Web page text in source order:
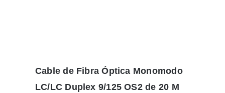
Cable de Fibra Óptica Monomodo
LC/LC Duplex 9/125 OS2 de 20 M